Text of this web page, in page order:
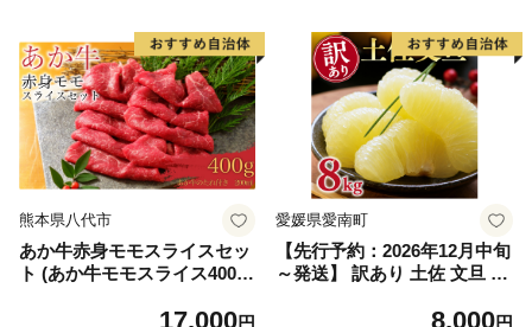
熊本県八代市
あか牛赤身モモスライスセッ
ト (あか牛モモスライス400
17,000円
愛媛県愛南町
【先行予約：2026年12月中旬
～発送】 訳あり 土佐 文旦 8k
ス) 8000円 わけあり ぶんたん
8,000円